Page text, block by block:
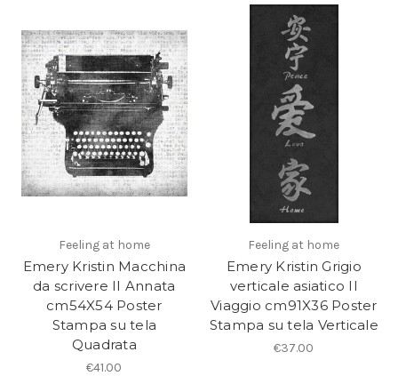
Feeling at home
Emery Kristin Macchina
da scrivere II Annata
cm54X54 Poster
Stampa su tela
Quadrata
€41.00
Feeling at home
Emery Kristin Grigio
verticale asiatico II
Viaggio cm91X36 Poster
Stampa su tela Verticale
€37.00